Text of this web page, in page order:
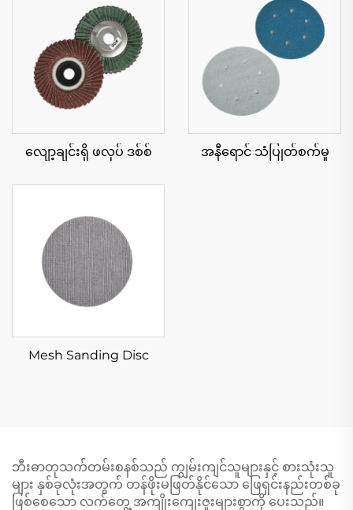
လျော့ချင်းရှိ ဖလုပ် ဒစ်စ် အနီရောင် သံပြုတ်စက်မှု
Mesh Sanding Disc
ဘီးဓာတုသက်တမ်းစနစ်သည် ကျွမ်းကျင်သူများနှင့် စားသုံးသူ
များ နှစ်ခုလုံးအတွက် တန်ဖိုးမဖြတ်နိုင်သော ဖြေရှင်းနည်းတစ်ခု
ဖြစ်စေသော လက်တွေ့ အကျိုးကျေးဇူးများစွာကို ပေးသည်။